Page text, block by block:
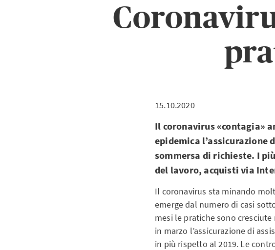
15.10.2020
Il coronavirus «contagia»
epidemica l’assicurazione
sommersa di richieste. I
del lavoro, acquisti via
Il coronavirus sta minando
emerge dal numero di casi
mesi le pratiche sono
in marzo l’assicurazione di
in più rispetto al 2019. Le